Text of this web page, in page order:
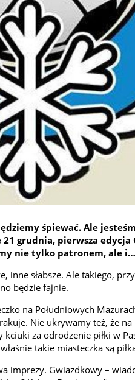
śpiewać. Ale
grudnia, pierwsza edycja
nie tylko patronem, ale
inne słabsze. Ale takiego,
będzie fajnie.
na Południowych
Nie ukrywamy też, że na
za odrodzenie piłki w
takie miasteczka są
imprezy. Gwiazdkowy –